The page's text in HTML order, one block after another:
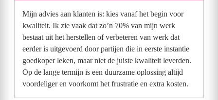
Mijn advies aan klanten is: kies vanaf het begin voor
kwaliteit. Ik zie vaak dat zo’n 70% van mijn werk
bestaat uit het herstellen of verbeteren van werk dat
eerder is uitgevoerd door partijen die in eerste instantie
goedkoper leken, maar niet de juiste kwaliteit leverden.
Op de lange termijn is een duurzame oplossing altijd
voordeliger en voorkomt het frustratie en extra kosten.